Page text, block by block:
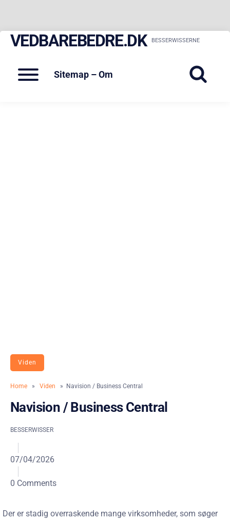
SkipVEDBAREBEDRE.DK BESSERWISSERNE
Menu
Sitemap – Om
Viden
Home » Viden » Navision / Business Central
Navision / Business Central
BESSERWISSER
07/04/2026
0 Comments
Der er stadig overraskende mange virksomheder, som søger